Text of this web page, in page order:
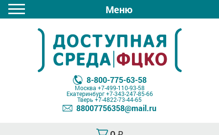
Меню
8-800-775-63-58
Москва +7-499-110-93-58
Екатеринбург+7-343-247-85-66
Тверь +7-4822-73-44-65
88007756358@mail.ru